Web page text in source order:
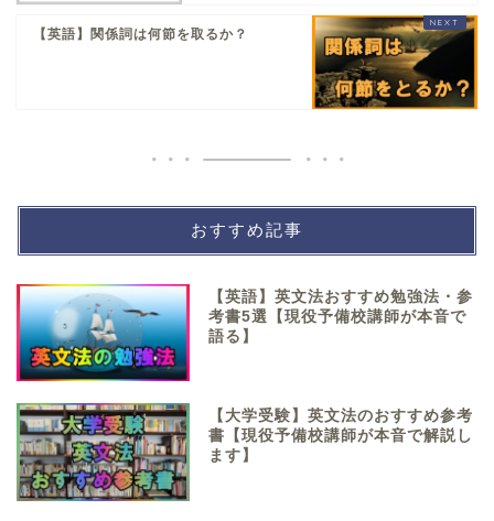
【英語】関係詞は何節を取るか？
おすすめ記事
【英語】英文法おすすめ勉強法・参
考書5選【現役予備校講師が本音で
語る】
【大学受験】英文法のおすすめ参考
書【現役予備校講師が本音で解説し
ます】